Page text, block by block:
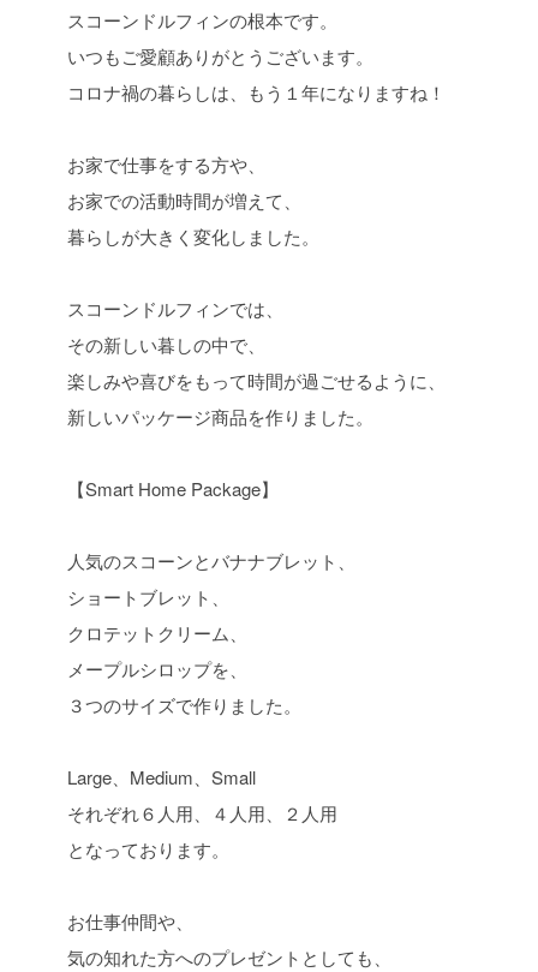
スコーンドルフィンの根本です。
いつもご愛顧ありがとうございます。
コロナ禍の暮らしは、もう１年になりますね！
お家で仕事をする方や、
お家での活動時間が増えて、
暮らしが大きく変化しました。
スコーンドルフィンでは、
その新しい暮しの中で、
楽しみや喜びをもって時間が過ごせるように、
新しいパッケージ商品を作りました。
【Smart Home Package】
人気のスコーンとバナナブレット、
ショートブレット、
クロテットクリーム、
メープルシロップを、
３つのサイズで作りました。
Large、Medium、Small
それぞれ６人用、４人用、２人用
となっております。
お仕事仲間や、
気の知れた方へのプレゼントとしても、